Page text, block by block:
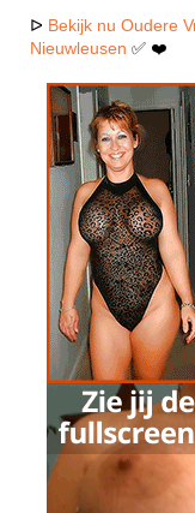
ᐅ Bekijk nu Oudere
Nieuwleusen ✅ ❤️